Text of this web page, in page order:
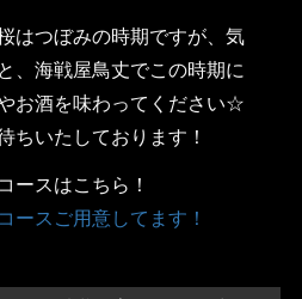
はつぼみの時期ですが、気
、海戦屋鳥丈でこの時期に
お酒を味わってください☆
ちいたしております！
ースはこちら！
ースご用意してます！